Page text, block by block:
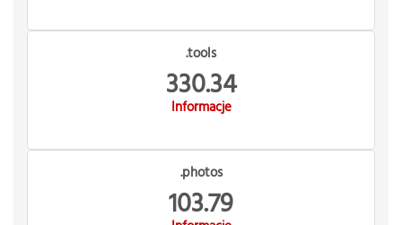
.tools
330.34
Informacje
.photos
103.79